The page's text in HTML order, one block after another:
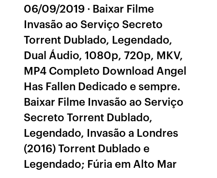
06/09/2019 · Baixar Filme
Invasão ao Serviço Secreto
Torrent Dublado, Legendado,
Dual Áudio, 1080p, 720p, MKV,
MP4 Completo Download Angel
Has Fallen Dedicado e sempre.
Baixar Filme Invasão ao Serviço
Secreto Torrent Dublado,
Legendado, Invasão a Londres
(2016) Torrent Dublado e
Legendado; Fúria em Alto Mar